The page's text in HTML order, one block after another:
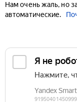
Нам очень жаль, но
автоматические.